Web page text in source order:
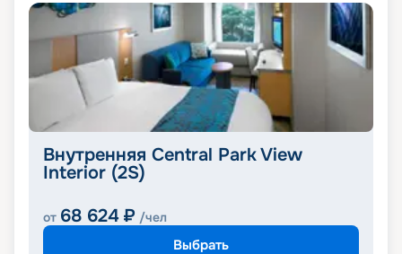
Внутренняя Central Park View
Interior (2S)
от 68 624 ₽ /чел
Выбрать